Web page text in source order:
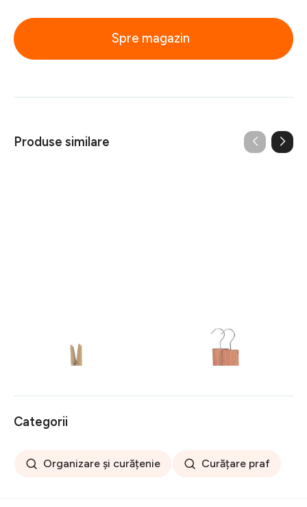
Spre magazin
Produse similare
cedru pentru dulap
Compactor
Categorii
Organizare și curățenie Curățare praf